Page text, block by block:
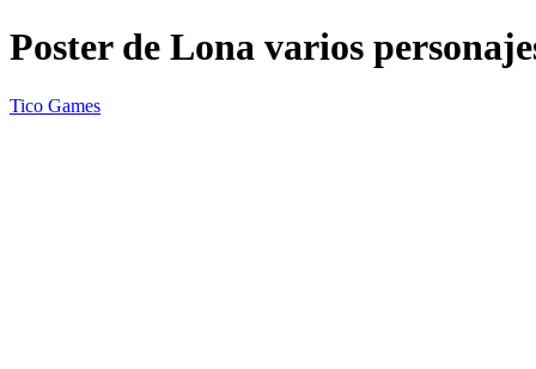
Poster de Lona varios
Tico Games